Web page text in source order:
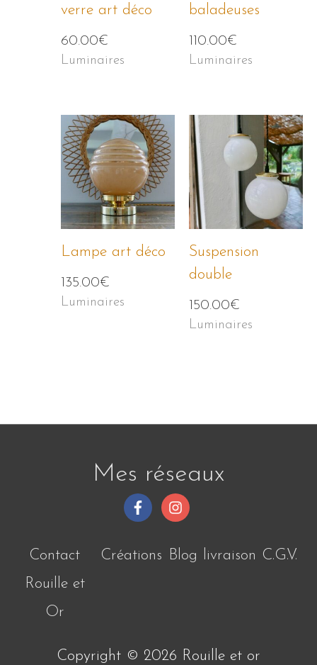
verre art déco
60.00€
Luminaires
baladeuses
110.00€
Luminaires
Lampe art déco
135.00€
Luminaires
Suspension
double
150.00€
Luminaires
Mes réseaux
Contact
Rouille et
Or
Créations Blog livraison C.G.V.
Copyright © 2026 Rouille et or